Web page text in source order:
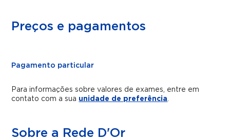
Preços e pagamentos
Pagamento particular
Para informações sobre valores de exames, entre em
contato com a sua unidade de preferência.
Sobre a Rede D'Or